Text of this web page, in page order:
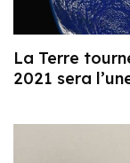
La Terre
2021 sera